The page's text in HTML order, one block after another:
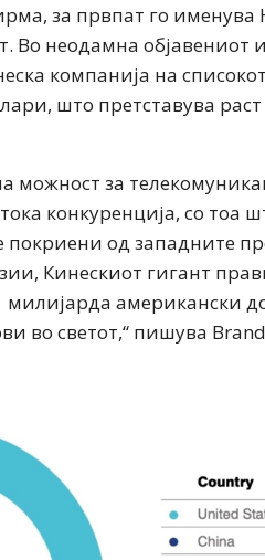
за првпат го именува
Во неодамна објавениот
компанија на
што претставува
можност за
конкуренција, со тоа
покриени од западните
Кинескиот гигант
американски
во светот,“ пишува